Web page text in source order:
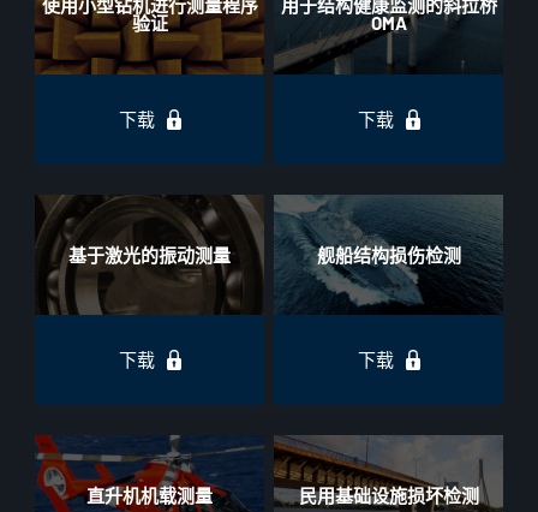
使用小型钻机进行测量程序
验证
下载
用于结构健康监测的斜拉桥
OMA
下载
基于激光的振动测量
下载
舰船结构损伤检测
下载
直升机机载测量 民用基础设施损坏检测